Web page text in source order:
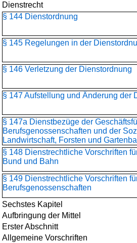
Dienstrecht
§ 144 Dienstordnung
§ 145 Regelungen in der
§ 146 Verletzung der Dienstordnung
§ 147 Aufstellung und Änderung der
§ 147a Dienstbezüge der
Berufsgenossenschaften und der
Landwirtschaft, Forsten und
§ 148 Dienstrechtliche Vorschriften
Bund und Bahn
§ 149 Dienstrechtliche Vorschriften
Berufsgenossenschaften
Sechstes Kapitel
Aufbringung der Mittel
Erster Abschnitt
Allgemeine Vorschriften